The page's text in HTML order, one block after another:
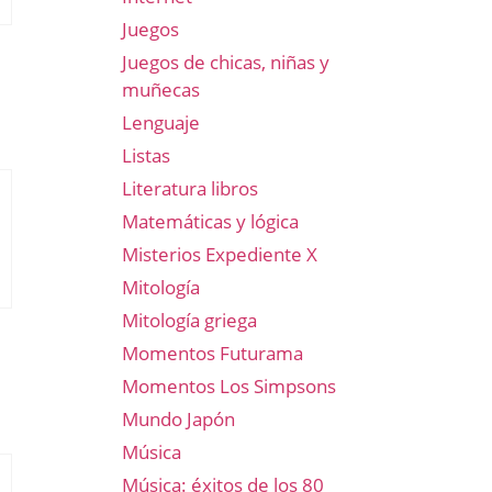
Juegos
Juegos de chicas, niñas y
muñecas
Lenguaje
Listas
Literatura libros
Matemáticas y lógica
Misterios Expediente X
Mitología
Mitología griega
Momentos Futurama
Momentos Los Simpsons
Mundo Japón
Música
Música: éxitos de los 80